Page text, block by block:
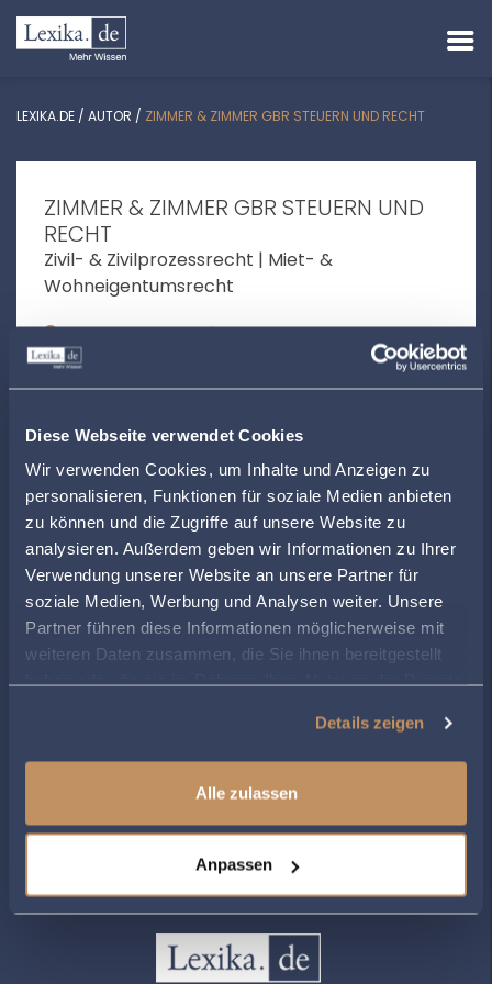
Diese Webseite verwendet Cookies
Wir verwenden Cookies, um Inhalte und Anzeigen zu
personalisieren, Funktionen für soziale Medien anbieten
zu können und die Zugriffe auf unsere Website zu
analysieren. Außerdem geben wir Informationen zu Ihrer
Verwendung unserer Website an unsere Partner für
soziale Medien, Werbung und Analysen weiter. Unsere
Partner führen diese Informationen möglicherweise mit
weiteren Daten zusammen, die Sie ihnen bereitgestellt
haben oder die sie im Rahmen Ihrer Nutzung der Dienste
Details zeigen
Alle zulassen
Anpassen
LEXIKA.DE / AUTOR / ZIMMER & ZIMMER GBR STEUERN UND RECHT
ZIMMER & ZIMMER GBR STEUERN UND
RECHT
Zivil- & Zivilprozessrecht | Miet- &
Wohneigentumsrecht
Trierer Straße 31 | 66763 Dillingen
info@zimmer-online.net
www.zimmerundzimmer.de
ÖFFNUNGSZEITEN
Montag 07:45 - 17:00
Dienstag
07:45 - 17:00
Mittwoch
07:45 - 17:00
Donnerstag
07:45 - 17:00
Freitag
07:45 - 15:00